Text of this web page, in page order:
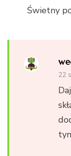
Świetny
22